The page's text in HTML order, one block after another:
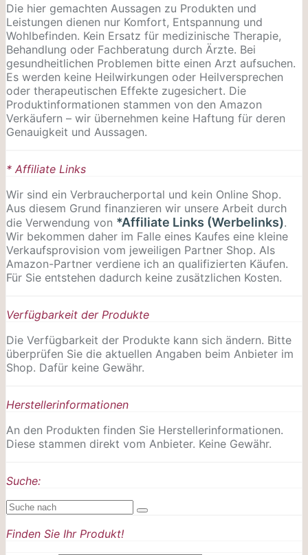
Die hier gemachten Aussagen zu Produkten und
Leistungen dienen nur Komfort, Entspannung und
Wohlbefinden. Kein Ersatz für medizinische Therapie,
Behandlung oder Fachberatung durch Ärzte. Bei
gesundheitlichen Problemen bitte einen Arzt aufsuchen.
Es werden keine Heilwirkungen oder Heilversprechen
oder therapeutischen Effekte zugesichert. Die
Produktinformationen stammen von den Amazon
Verkäufern – wir übernehmen keine Haftung für deren
Genauigkeit und Aussagen.
* Affiliate Links
Wir sind ein Verbraucherportal und kein Online Shop.
Aus diesem Grund finanzieren wir unsere Arbeit durch
die Verwendung von *Affiliate Links (Werbelinks).
Wir bekommen daher im Falle eines Kaufes eine kleine
Verkaufsprovision vom jeweiligen Partner Shop. Als
Amazon-Partner verdiene ich an qualifizierten Käufen.
Für Sie entstehen dadurch keine zusätzlichen Kosten.
Verfügbarkeit der Produkte
Die Verfügbarkeit der Produkte kann sich ändern. Bitte
überprüfen Sie die aktuellen Angaben beim Anbieter im
Shop. Dafür keine Gewähr.
Herstellerinformationen
An den Produkten finden Sie Herstellerinformationen.
Diese stammen direkt vom Anbieter. Keine Gewähr.
Suche:
Finden Sie Ihr Produkt!